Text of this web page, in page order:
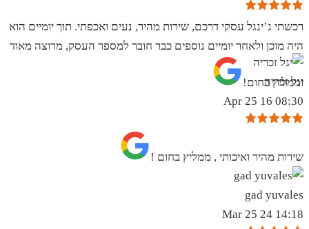
רכשתי ג’ינגל עסקי דרכם, שירות מהיר, נעים ואכפתי. תוך יומיים הוא
היה מוכן ולאחר יומיים נוספים כבר חובר למספר העסק, מרוצה מאוד
וממליץ בחום!
יגל זכריה
08:30 16 Apr 25
שירות מהיר ואיכותי , ממליץ בחום !
gad yuvales
14:18 24 Mar 25